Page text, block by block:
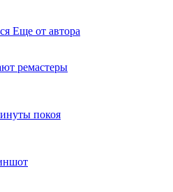
Еще от автора
ремастеры
покоя